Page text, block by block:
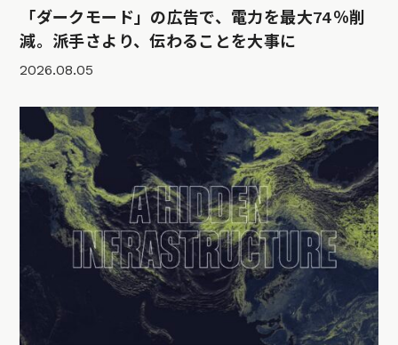
「ダークモード」の広告で、電力を最大74％削
減。派手さより、伝わることを大事に
2026.08.05